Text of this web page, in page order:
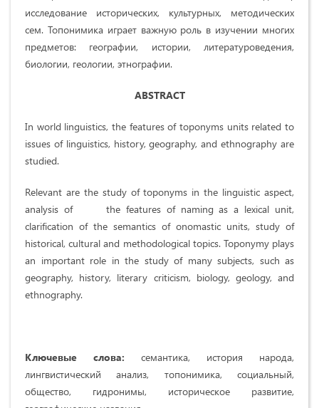
исследование исторических, культурных, методических
сем. Топонимика играет важную роль в изучении многих
предметов: географии, истории, литературоведения,
биологии, геологии, этнографии.
ABSTRACT
In world linguistics, the features of toponyms units related to
issues of linguistics, history, geography, and ethnography are
studied.
Relevant are the study of toponyms in the linguistic aspect,
analysis of the features of naming as a lexical unit,
clarification of the semantics of onomastic units, study of
historical, cultural and methodological topics. Toponymy plays
an important role in the study of many subjects, such as
geography, history, literary criticism, biology, geology, and
ethnography.
Ключевые слова: семантика, история народа,
лингвистический анализ, топонимика, социальный,
общество, гидронимы, историческое развитие,